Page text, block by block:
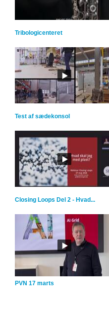
Tribologicenteret
Test af sædekonsol
Closing Loops Del 2 - Hvad...
PVN 17 marts